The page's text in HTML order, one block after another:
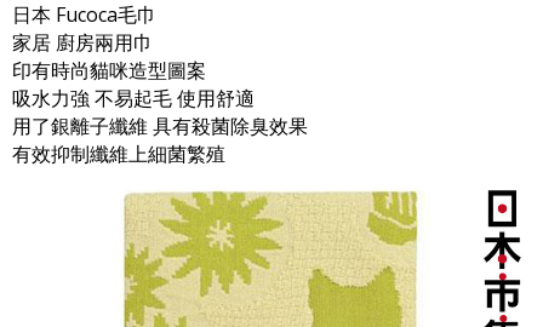
日本 Fucoca毛巾
家居 廚房兩用巾
印有時尚貓咪造型圖案
吸水力強 不易起毛 使用舒適
用了銀離子纖維 具有殺菌除臭效果
有效抑制纖維上細菌繁殖